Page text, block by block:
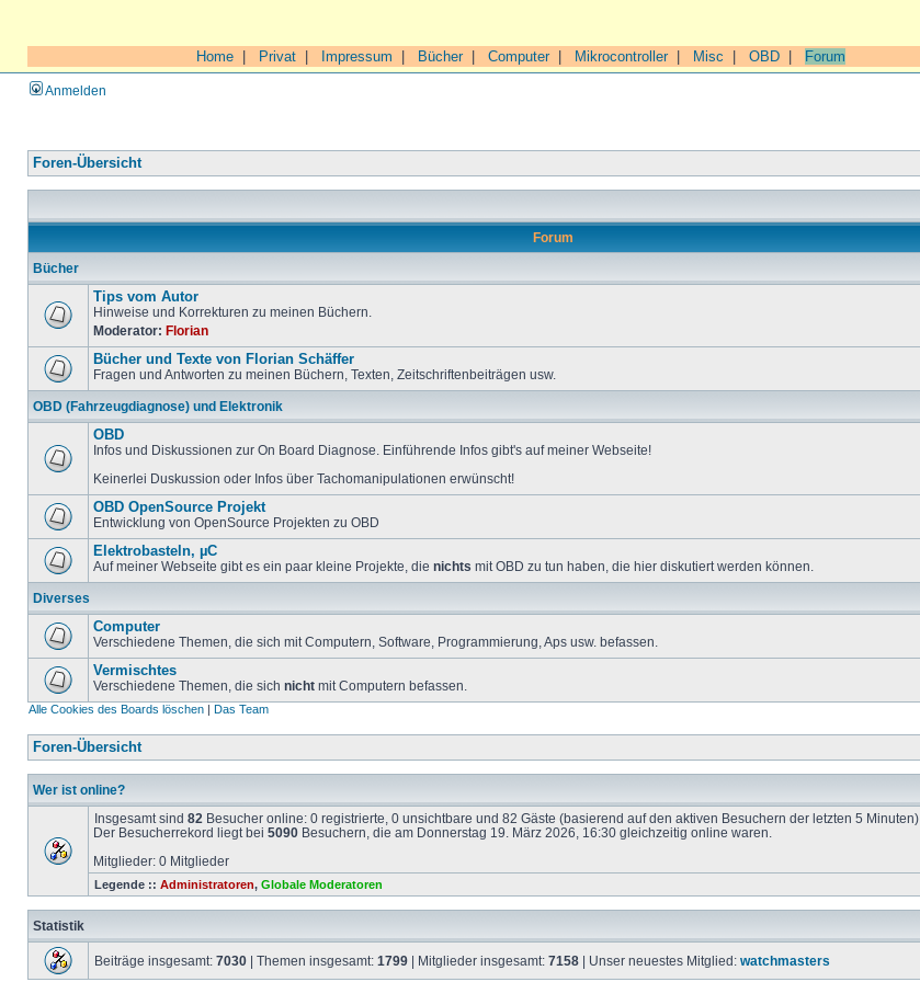
Home Privat Impressum Bücher| Computer| Mikrocontroller| Misc OBD Forum
Anmelden
Foren-Übersicht
Forum
Bücher
Tips vom Autor
Hinweise und Korrekturen zu meinen Büchern.
Moderator: Florian
Bücher und Texte von Florian Schäffer
Fragen und Antworten zu meinen Büchern, Texten, Zeitschriftenbeiträgen usw.
OBD (Fahrzeugdiagnose) und Elektronik
OBD
Infos und Diskussionen zur On Board Diagnose. Einführende Infos gibt's auf meiner Webseite!
Keinerlei Duskussion oder Infos über Tachomanipulationen erwünscht!
OBD OpenSource Projekt
Entwicklung von OpenSource Projekten zu OBD
Elektrobasteln, µC
Auf meiner Webseite gibt es ein paar kleine Projekte, die nichts mit OBD zu tun haben, die hier diskutiert werden können.
Diverses
Computer
Verschiedene Themen, die sich mit Computern, Software, Programmierung, Aps usw. befassen.
Vermischtes
Verschiedene Themen, die sich nicht mit Computern befassen.
Alle Cookies des Boards löschen | Das Team
Foren-Übersicht
Wer ist online?
Insgesamt sind 82 Besucher online: 0 registrierte, 0 unsichtbare und 82 Gäste (basierend auf den aktiven Besuchern der letzten 5 Minuten)
Der Besucherrekord liegt bei 5090 Besuchern, die am Donnerstag 19. März 2026, 16:30 gleichzeitig online waren.
Mitglieder: 0 Mitglieder
Legende :: Administratoren, Globale Moderatoren
Statistik
Beiträge insgesamt: 7030 | Themen insgesamt: 1799 | Mitglieder insgesamt: 7158 | Unser neuestes Mitglied: watchmasters